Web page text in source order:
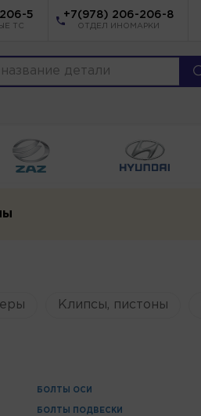
5
ТС
+7(978) 206-206-8
ОТДЕЛ ИНОМАРКИ
Клипсы, пистоны
БОЛТЫ ОСИ
БОЛТЫ ПОДВЕСКИ